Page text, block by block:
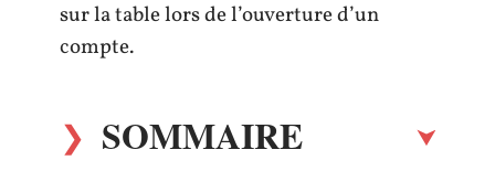
sur la table lors de l’ouverture d’un
compte.
SOMMAIRE